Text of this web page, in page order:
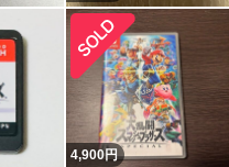
4,900円